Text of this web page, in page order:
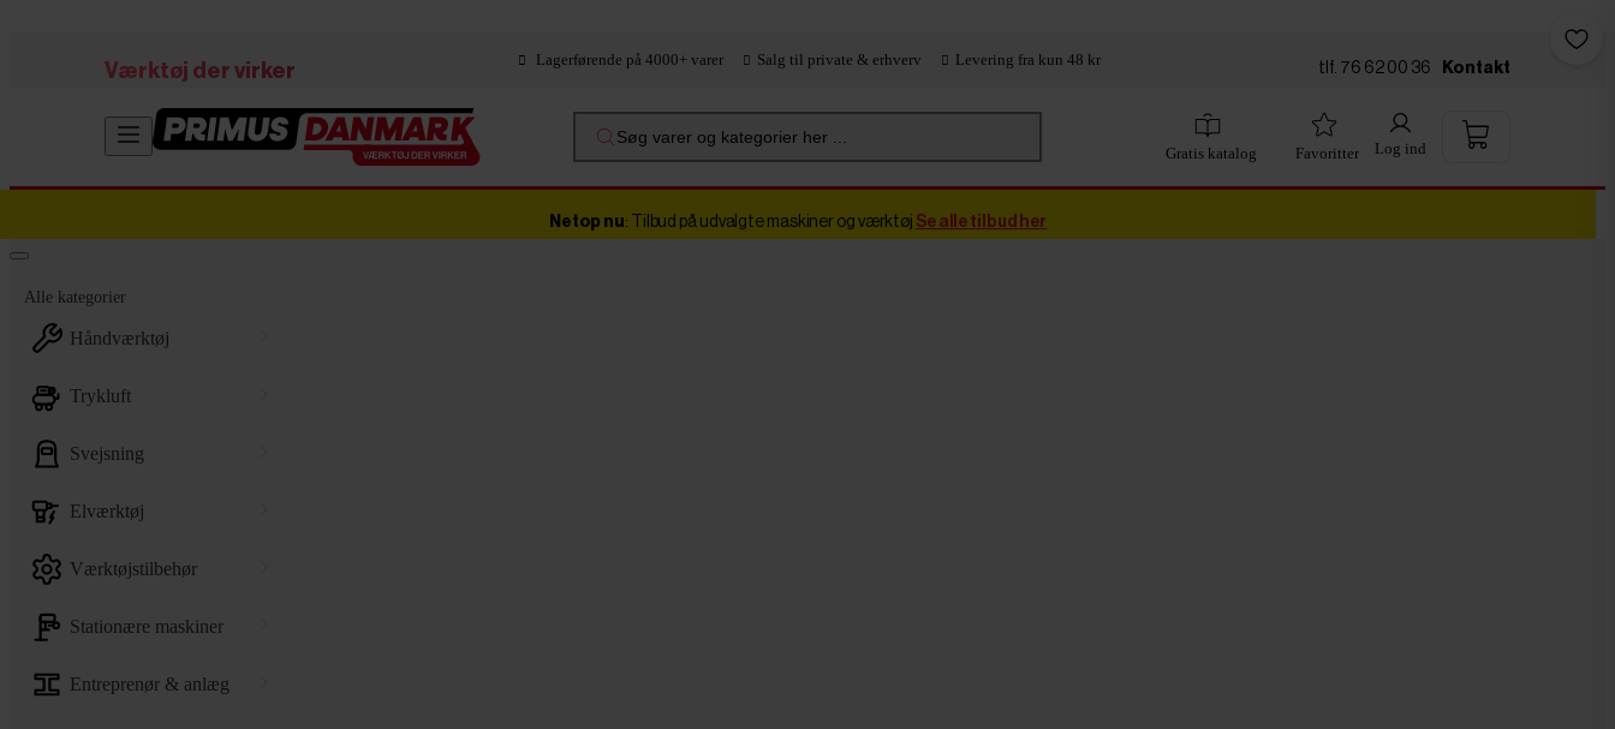
Værktøj der virker
Lagerførende på 4000+ varer Salg til private & erhverv Levering fra kun 48 kr tlf. 76 62 00 36 Kontakt
Søg varer og kategorier her ...
Gratis katalog Favoritter Log ind
Netop nu: Tilbud på udvalgte maskiner og værktøj Se alle tilbud her
Alle kategorier
håndværktøj
trykluft
svejsning
elværktøj
værktøjstilbehør
stationære maskiner
entreprenør & anlæg